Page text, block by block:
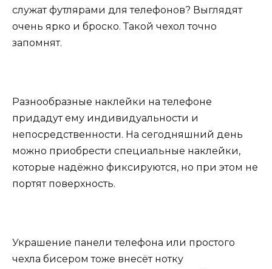
служат футлярами для телефонов? Выглядят
очень ярко и броско. Такой чехол точно
запомнят.
Разнообразные наклейки на телефоне
придадут ему индивидуальности и
непосредственности. На сегодняшний день
можно приобрести специальные наклейки,
которые надёжно фиксируются, но при этом не
портят поверхность.
Украшение панели телефона или простого
чехла бисером тоже внесёт нотку